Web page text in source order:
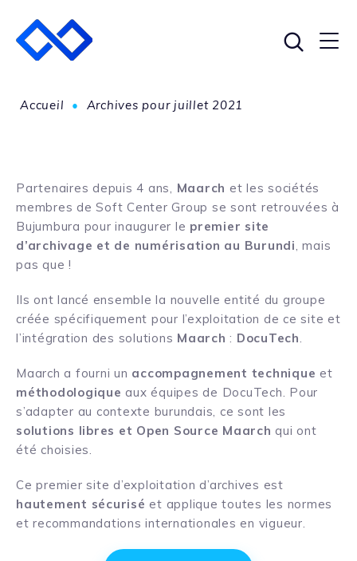
Accueil • Archives pour juillet 2021
Partenaires depuis 4 ans, Maarch et les sociétés
membres de Soft Center Group se sont retrouvées à
Bujumbura pour inaugurer le premier site
d’archivage et de numérisation au Burundi, mais
pas que !
Ils ont lancé ensemble la nouvelle entité du groupe
créée spécifiquement pour l’exploitation de ce site et
l’intégration des solutions Maarch : DocuTech.
Maarch a fourni un accompagnement technique et
méthodologique aux équipes de DocuTech. Pour
s’adapter au contexte burundais, ce sont les
solutions libres et Open Source Maarch qui ont
été choisies.
Ce premier site d’exploitation d’archives est
hautement sécurisé et applique toutes les normes
et recommandations internationales en vigueur.